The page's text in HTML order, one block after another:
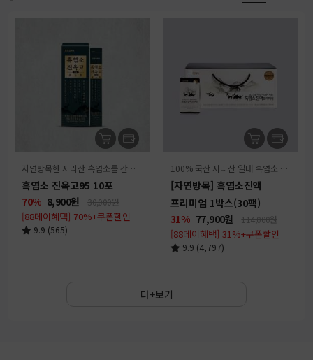
자연방목한 지리산 흑염소를 간편하게 즐기는 액상스틱
흑염소 진옥고95 10포
70% 8,900원 30,000원
[88데이혜택] 70%+쿠폰할인
9.9 (565)
100% 국산 지리산 일대 흑염소 + 전통원료 23종 배합
[자연방목] 흑염소진액
프리미엄 1박스(30팩)
31% 77,900원 114,000원
[88데이혜택] 31%+쿠폰할인
9.9 (4,797)
더+보기